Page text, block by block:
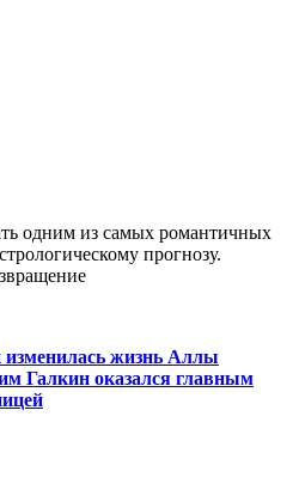
одним из самых романтичных
прогнозу.
изменилась жизнь Аллы
Галкин оказался главным